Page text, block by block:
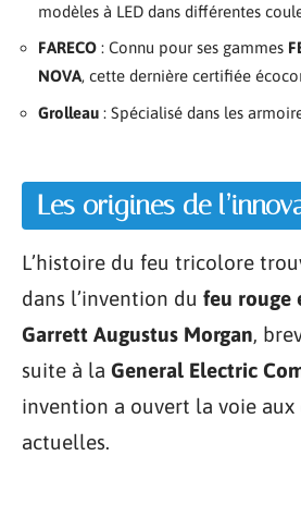
modèles à LED dans différentes
FARECO : Connu pour ses gammes
NOVA, cette dernière certifiée
Grolleau : Spécialisé dans les
Les origines de
L’histoire du feu tricolore
dans l’invention du feu rouge
Garrett Augustus Morgan,
suite à la General Electric
invention a ouvert la voie
actuelles.